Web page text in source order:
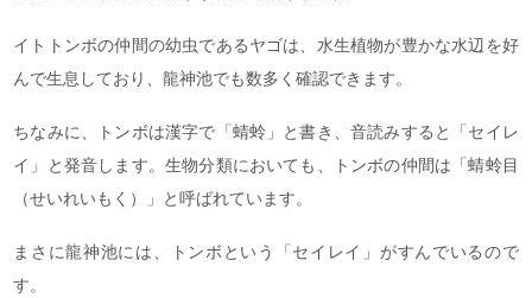
イトトンボの仲間の幼虫であるヤゴは、水生植物が豊かな水辺を好
んで生息しており、龍神池でも数多く確認できます。
ちなみに、トンボは漢字で「蜻蛉」と書き、音読みすると「セイレ
イ」と発音します。生物分類においても、トンボの仲間は「蜻蛉目
（せいれいもく）」と呼ばれています。
まさに龍神池には、トンボという「セイレイ」がすんでいるので
す。